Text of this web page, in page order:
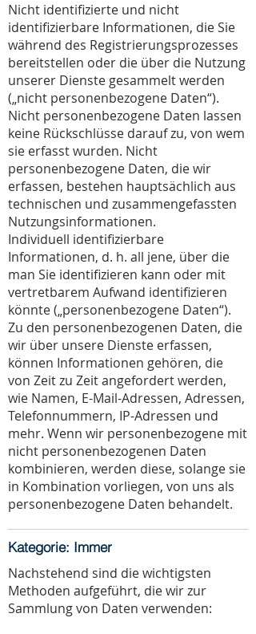
Nicht identifizierte und nicht
identifizierbare Informationen, die Sie
während des Registrierungsprozesses
bereitstellen oder die über die Nutzung
unserer Dienste gesammelt werden
(„nicht personenbezogene Daten“).
Nicht personenbezogene Daten lassen
keine Rückschlüsse darauf zu, von wem
sie erfasst wurden. Nicht
personenbezogene Daten, die wir
erfassen, bestehen hauptsächlich aus
technischen und zusammengefassten
Nutzungsinformationen.
Individuell identifizierbare
Informationen, d. h. all jene, über die
man Sie identifizieren kann oder mit
vertretbarem Aufwand identifizieren
könnte („personenbezogene Daten“).
Zu den personenbezogenen Daten, die
wir über unsere Dienste erfassen,
können Informationen gehören, die
von Zeit zu Zeit angefordert werden,
wie Namen, E-Mail-Adressen, Adressen,
Telefonnummern, IP-Adressen und
mehr. Wenn wir personenbezogene mit
nicht personenbezogenen Daten
kombinieren, werden diese, solange sie
in Kombination vorliegen, von uns als
personenbezogene Daten behandelt.
Kategorie: Immer
Nachstehend sind die wichtigsten
Methoden aufgeführt, die wir zur
Sammlung von Daten verwenden: